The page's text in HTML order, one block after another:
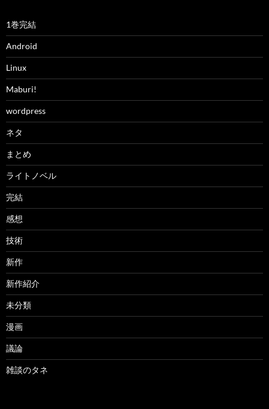
1巻完結
Android
Linux
Maburi!
wordpress
ネタ
まとめ
ライトノベル
完結
感想
技術
新作
新作紹介
未分類
漫画
議論
雑談のタネ